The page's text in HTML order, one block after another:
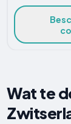
Wat te